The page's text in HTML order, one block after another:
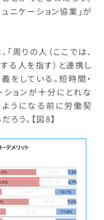
ニケーション協業」が
周りの人（ここでは、
る人を指す）と連携し
をしている。短時間・
ョンが十分にとれな
うになる前に労働契
う。【図8】